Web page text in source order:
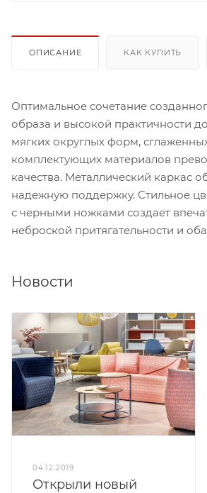
ОПИСАНИЕ КАК КУПИТЬ
Оптимальное сочетание
образа и высокой практичности
мягких округлых форм,
комплектующих материалов
качества. Металлический каркас
надежную поддержку. Cтильное
с черными ножками создает
неброской притягательности и
Новости
04.12.2019
Открыли новый